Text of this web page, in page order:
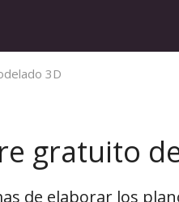
3D
gratuito
de elaborar los